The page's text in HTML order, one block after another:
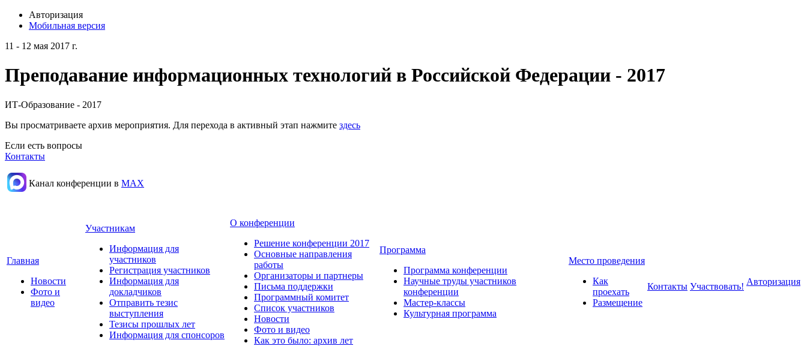
Авторизация
Мобильная версия
11 - 12 мая 2017 г.
Преподавание информационных технологий в Российской Федерации - 2017
ИТ-Образование - 2017
Вы просматриваете архив мероприятия. Для перехода в активный этап нажмите здесь
Если есть вопросы
Контакты
Канал конференции в МАХ
Главная
Новости
Фото и
видео
Участникам
Информация для
участников
Регистрация участников
Информация для
докладчиков
Отправить тезис
выступления
Тезисы прошлых лет
Информация для спонсоров
О конференции
Решение конференции 2017
Основные направления
работы
Организаторы и партнеры
Письма поддержки
Программный комитет
Список участников
Новости
Фото и видео
Как это было: архив лет
Программа
Программа конференции
Научные труды участников
конференции
Мастер-классы
Культурная программа
Место проведения
Как
проехать
Размещение
Контакты Участвовать! Авторизация